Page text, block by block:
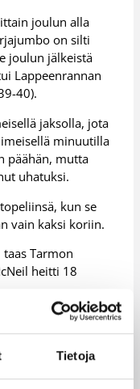
Tietoja
joulun alla
on silti
joulun jälkeistä
Lappeenrannan
40).
jaksolla, jota
minuutilla
päähän, mutta
uhatuksi.
kun se
vain kaksi koriin.
Tarmon
heitti 18
pelanneesta
ja Pasi Riihelä 20